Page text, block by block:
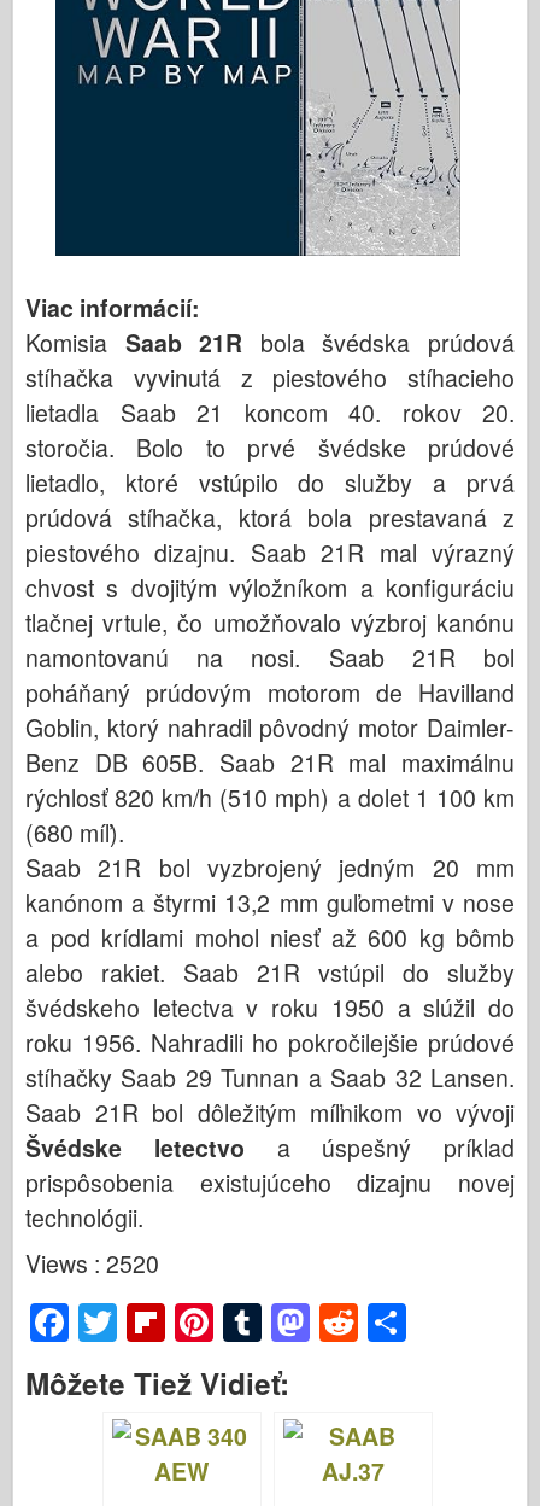
Viac informácií:
Komisia Saab 21R bola švédska prúdová
stíhačka vyvinutá z piestového stíhacieho
lietadla Saab 21 koncom 40. rokov 20.
storočia. Bolo to prvé švédske prúdové
lietadlo, ktoré vstúpilo do služby a prvá
prúdová stíhačka, ktorá bola prestavaná z
piestového dizajnu. Saab 21R mal výrazný
chvost s dvojitým výložníkom a konfiguráciu
tlačnej vrtule, čo umožňovalo výzbroj kanónu
namontovanú na nosi. Saab 21R bol
poháňaný prúdovým motorom de Havilland
Goblin, ktorý nahradil pôvodný motor Daimler-
Benz DB 605B. Saab 21R mal maximálnu
rýchlosť 820 km/h (510 mph) a dolet 1 100 km
(680 míľ).
Saab 21R bol vyzbrojený jedným 20 mm
kanónom a štyrmi 13,2 mm guľometmi v nose
a pod krídlami mohol niesť až 600 kg bômb
alebo rakiet. Saab 21R vstúpil do služby
švédskeho letectva v roku 1950 a slúžil do
roku 1956. Nahradili ho pokročilejšie prúdové
stíhačky Saab 29 Tunnan a Saab 32 Lansen.
Saab 21R bol dôležitým míľnikom vo vývoji
Švédske letectvo a úspešný príklad
prispôsobenia existujúceho dizajnu novej
technológii.
Views : 2520
F
a
c
T
wi
tt
er
Fl
ip
b
o
ar
Pi
nt
er
e
T
u
m
bl
M
a
o
d
R
e
di
t
Môžete Tiež Vidieť: